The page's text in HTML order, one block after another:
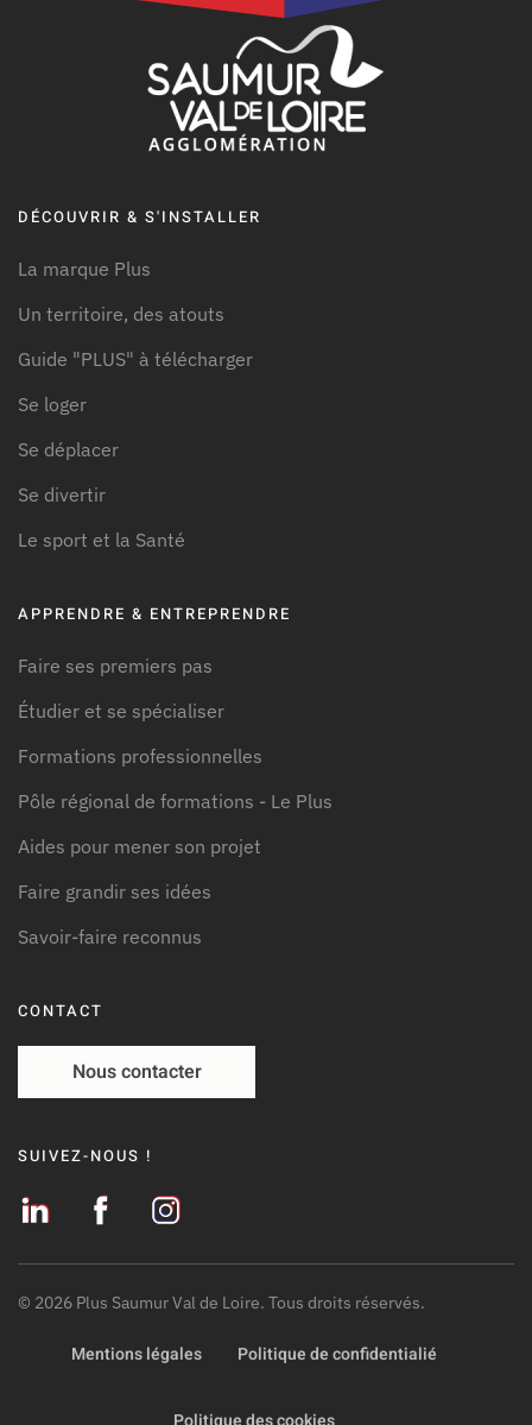
DÉCOUVRIR & S'INSTALLER
La marque Plus
Un territoire, des atouts
Guide "PLUS" à télécharger
Se loger
Se déplacer
Se divertir
Le sport et la Santé
APPRENDRE & ENTREPRENDRE
Faire ses premiers pas
Étudier et se spécialiser
Formations professionnelles
Pôle régional de formations - Le Plus
Aides pour mener son projet
Faire grandir ses idées
Savoir-faire reconnus
CONTACT
Nous contacter
SUIVEZ-NOUS !
© 2026 Plus Saumur Val de Loire. Tous droits réservés.
Mentions légales Politique de confidentialié